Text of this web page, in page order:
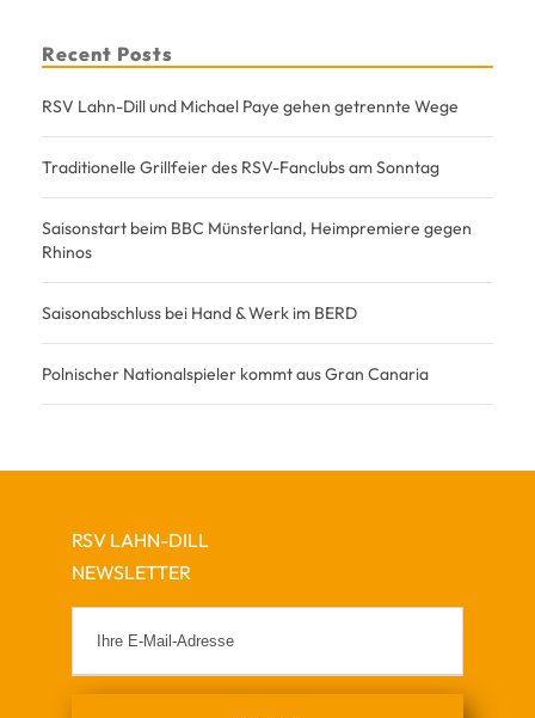
Recent Posts
RSV Lahn-Dill und Michael Paye gehen getrennte Wege
Traditionelle Grillfeier des RSV-Fanclubs am Sonntag
Saisonstart beim BBC Münsterland, Heimpremiere gegen
Rhinos
Saisonabschluss bei Hand & Werk im BERD
Polnischer Nationalspieler kommt aus Gran Canaria
RSV LAHN-DILL
NEWSLETTER